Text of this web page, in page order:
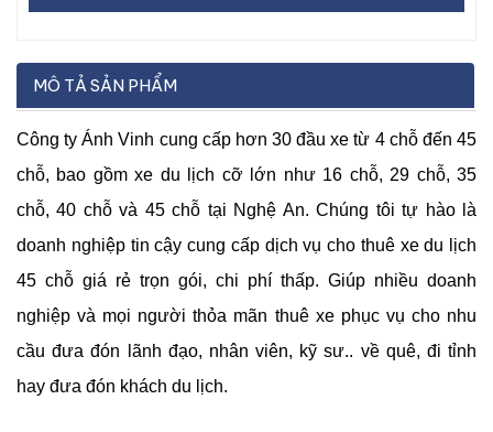
MÔ TẢ SẢN PHẨM
Công ty Ánh Vinh cung cấp hơn 30 đầu xe từ 4 chỗ đến 45
chỗ, bao gồm xe du lịch cỡ lớn như 16 chỗ, 29 chỗ, 35
chỗ, 40 chỗ và 45 chỗ tại Nghệ An. Chúng tôi tự hào là
doanh nghiệp tin cậy cung cấp dịch vụ cho thuê xe du lịch
45 chỗ giá rẻ trọn gói, chi phí thấp. Giúp nhiều doanh
nghiệp và mọi người thỏa mãn thuê xe phục vụ cho nhu
cầu đưa đón lãnh đạo, nhân viên, kỹ sư.. về quê, đi tỉnh
hay đưa đón khách du lịch.